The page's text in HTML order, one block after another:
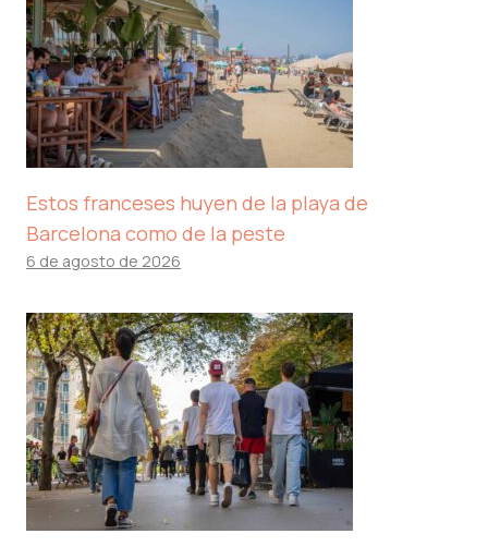
Estos franceses huyen de la playa de
Barcelona como de la peste
6 de agosto de 2026